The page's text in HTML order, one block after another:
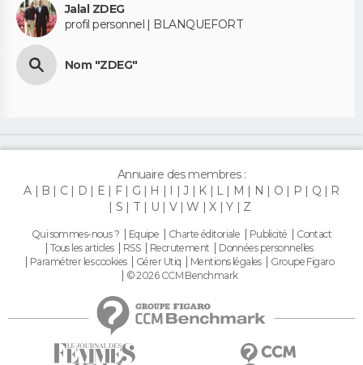
Jalal ZDEG
profil personnel | BLANQUEFORT
Nom "ZDEG"
Annuaire des membres :
A
B C D E F G H I J K L M N O P Q
R
S
T U V W X Y Z
Qui sommes-nous ? Equipe Charte éditoriale Publicité
Contact
Tous les articles
RSS Recrutement
Données personnelles
Paramétrer les cookies
Gérer Utiq Mentions légales
Groupe Figaro
© 2026 CCM Benchmark